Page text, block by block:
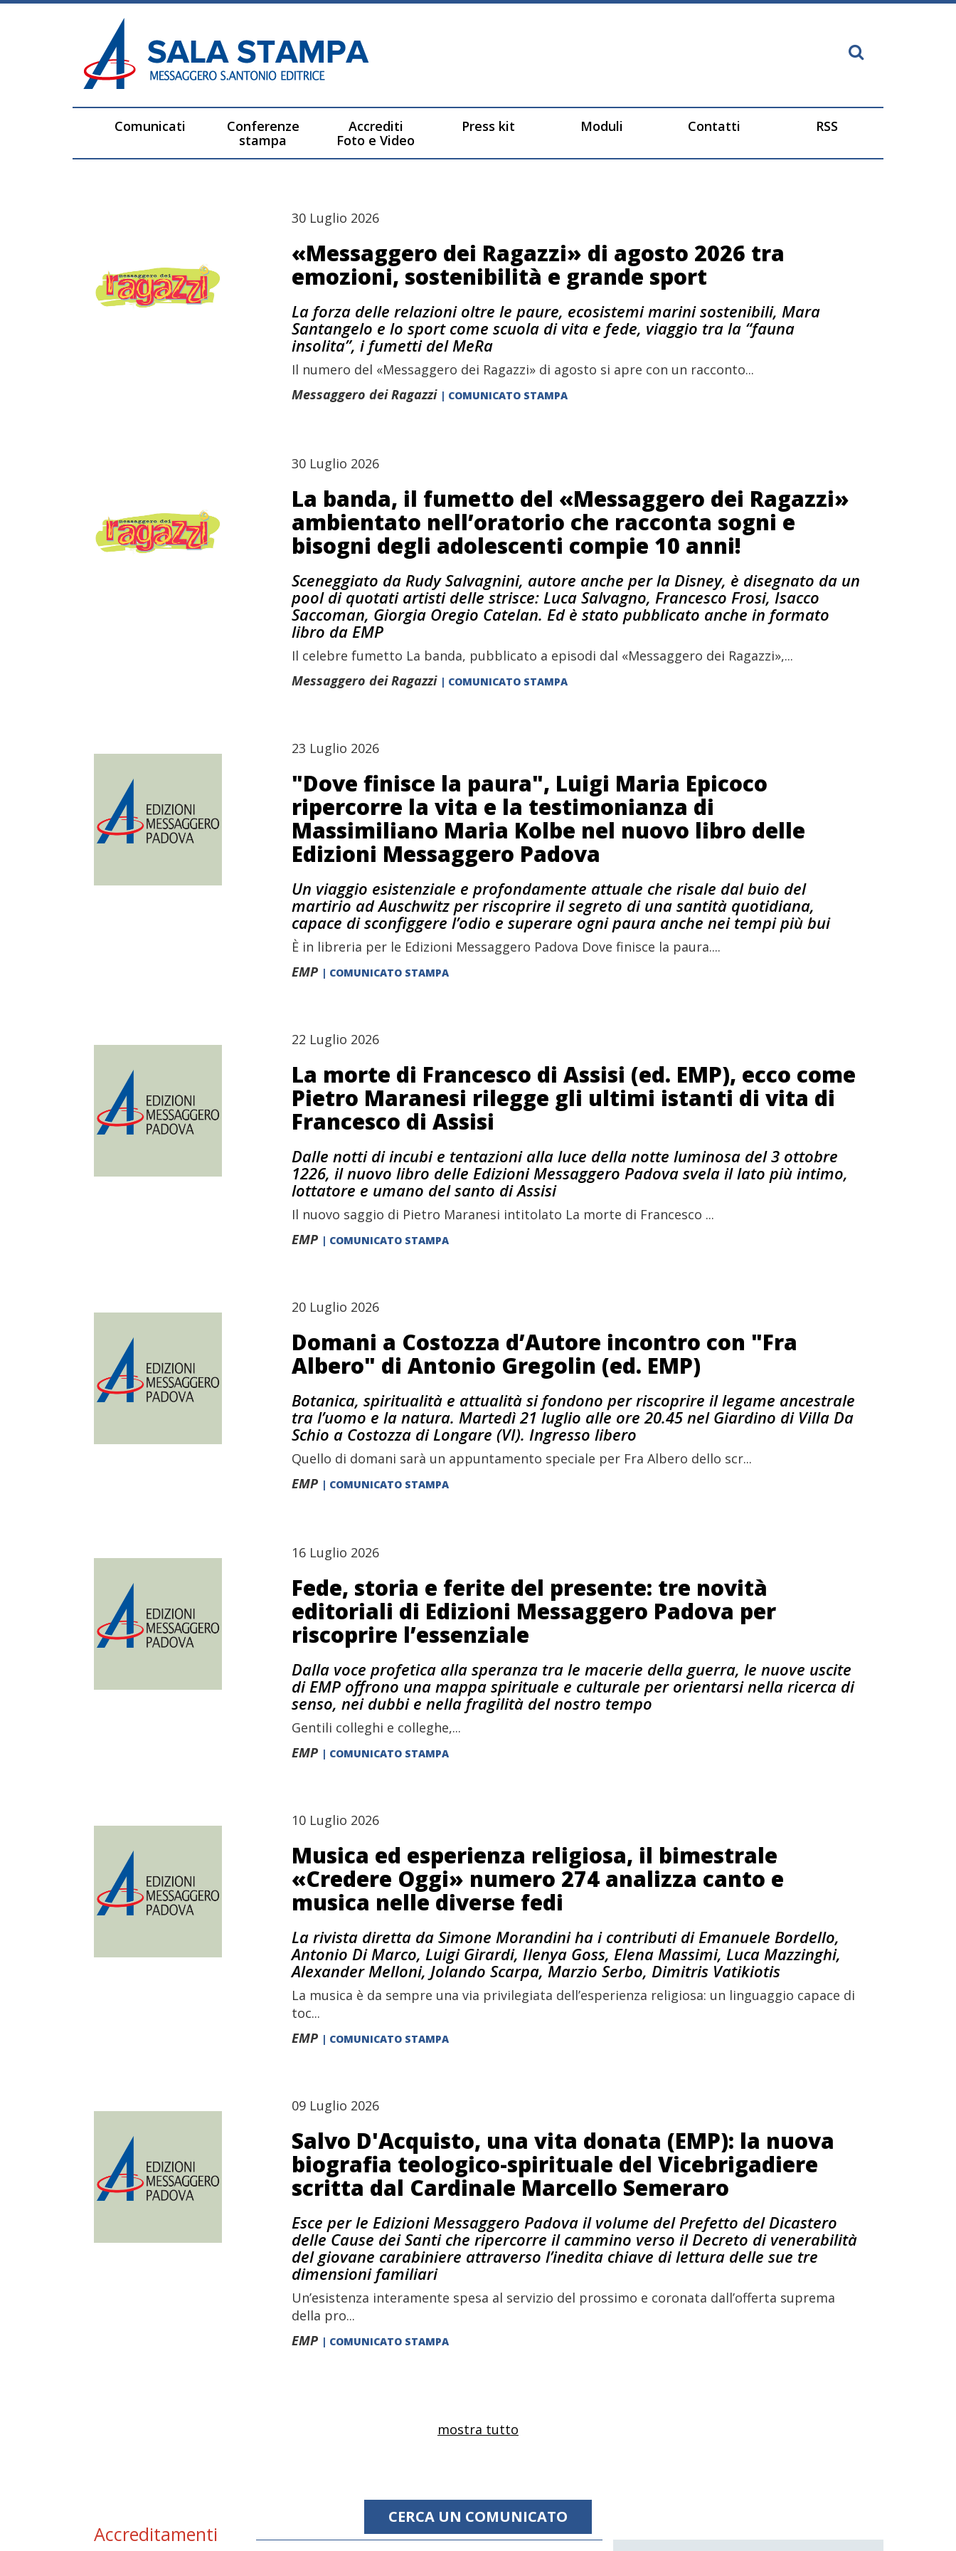
Comunicati
Conferenze
stampa
Accrediti
Foto e Video
Press kit Moduli Contatti RSS
30 Luglio 2026
«Messaggero dei Ragazzi» di agosto 2026 tra
emozioni, sostenibilità e grande sport
La forza delle relazioni oltre le paure, ecosistemi marini sostenibili, Mara
Santangelo e lo sport come scuola di vita e fede, viaggio tra la “fauna
insolita”, i fumetti del MeRa
Il numero del «Messaggero dei Ragazzi» di agosto si apre con un racconto...
Messaggero dei Ragazzi | COMUNICATO STAMPA
30 Luglio 2026
La banda, il fumetto del «Messaggero dei Ragazzi»
ambientato nell’oratorio che racconta sogni e
bisogni degli adolescenti compie 10 anni!
Sceneggiato da Rudy Salvagnini, autore anche per la Disney, è disegnato da un
pool di quotati artisti delle strisce: Luca Salvagno, Francesco Frosi, Isacco
Saccoman, Giorgia Oregio Catelan. Ed è stato pubblicato anche in formato
libro da EMP
Il celebre fumetto La banda, pubblicato a episodi dal «Messaggero dei Ragazzi»,...
Messaggero dei Ragazzi | COMUNICATO STAMPA
23 Luglio 2026
"Dove finisce la paura", Luigi Maria Epicoco
ripercorre la vita e la testimonianza di
Massimiliano Maria Kolbe nel nuovo libro delle
Edizioni Messaggero Padova
Un viaggio esistenziale e profondamente attuale che risale dal buio del
martirio ad Auschwitz per riscoprire il segreto di una santità quotidiana,
capace di sconfiggere l’odio e superare ogni paura anche nei tempi più bui
È in libreria per le Edizioni Messaggero Padova Dove finisce la paura....
EMP | COMUNICATO STAMPA
22 Luglio 2026
La morte di Francesco di Assisi (ed. EMP), ecco come
Pietro Maranesi rilegge gli ultimi istanti di vita di
Francesco di Assisi
Dalle notti di incubi e tentazioni alla luce della notte luminosa del 3 ottobre
1226, il nuovo libro delle Edizioni Messaggero Padova svela il lato più intimo,
lottatore e umano del santo di Assisi
Il nuovo saggio di Pietro Maranesi intitolato La morte di Francesco ...
EMP | COMUNICATO STAMPA
20 Luglio 2026
Domani a Costozza d’Autore incontro con "Fra
Albero" di Antonio Gregolin (ed. EMP)
Botanica, spiritualità e attualità si fondono per riscoprire il legame ancestrale
tra l’uomo e la natura. Martedì 21 luglio alle ore 20.45 nel Giardino di Villa Da
Schio a Costozza di Longare (VI). Ingresso libero
Quello di domani sarà un appuntamento speciale per Fra Albero dello scr...
EMP | COMUNICATO STAMPA
16 Luglio 2026
Fede, storia e ferite del presente: tre novità
editoriali di Edizioni Messaggero Padova per
riscoprire l’essenziale
Dalla voce profetica alla speranza tra le macerie della guerra, le nuove uscite
di EMP offrono una mappa spirituale e culturale per orientarsi nella ricerca di
senso, nei dubbi e nella fragilità del nostro tempo
Gentili colleghi e colleghe,...
EMP | COMUNICATO STAMPA
10 Luglio 2026
Musica ed esperienza religiosa, il bimestrale
«Credere Oggi» numero 274 analizza canto e
musica nelle diverse fedi
La rivista diretta da Simone Morandini ha i contributi di Emanuele Bordello,
Antonio Di Marco, Luigi Girardi, Ilenya Goss, Elena Massimi, Luca Mazzinghi,
Alexander Melloni, Jolando Scarpa, Marzio Serbo, Dimitris Vatikiotis
La musica è da sempre una via privilegiata dell’esperienza religiosa: un linguaggio capace di
toc...
EMP | COMUNICATO STAMPA
09 Luglio 2026
Salvo D'Acquisto, una vita donata (EMP): la nuova
biografia teologico-spirituale del Vicebrigadiere
scritta dal Cardinale Marcello Semeraro
Esce per le Edizioni Messaggero Padova il volume del Prefetto del Dicastero
delle Cause dei Santi che ripercorre il cammino verso il Decreto di venerabilità
del giovane carabiniere attraverso l’inedita chiave di lettura delle sue tre
dimensioni familiari
Un’esistenza interamente spesa al servizio del prossimo e coronata dall’offerta suprema
della pro...
EMP | COMUNICATO STAMPA
mostra tutto
CERCA UN COMUNICATO
Accreditamenti